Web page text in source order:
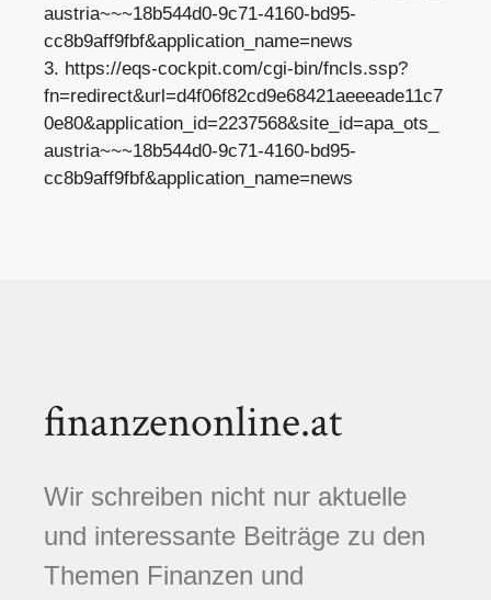
austria~~~18b544d0-9c71-4160-bd95-
cc8b9aff9fbf&application_name=news
3. https://eqs-cockpit.com/cgi-bin/fncls.ssp?
fn=redirect&url=d4f06f82cd9e68421aeeeade11c7
0e80&application_id=2237568&site_id=apa_ots_
austria~~~18b544d0-9c71-4160-bd95-
cc8b9aff9fbf&application_name=news
finanzenonline.at
Wir schreiben nicht nur aktuelle
und interessante Beiträge zu den
Themen Finanzen und